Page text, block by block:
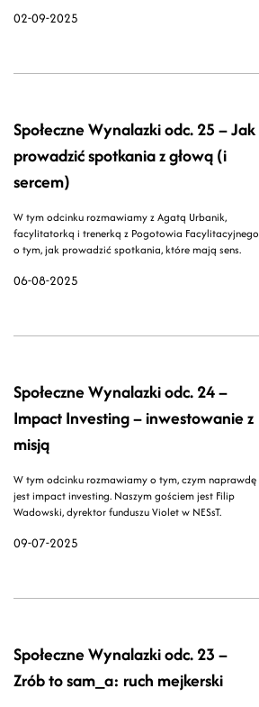
02-09-2025
06-08-2025
Społeczne Wynalazki odc. 25 – Jak
prowadzić spotkania z głową (i
sercem)
W tym odcinku rozmawiamy z Agatą Urbanik,
facylitatorką i trenerką z Pogotowia Facylitacyjnego
o tym, jak prowadzić spotkania, które mają sens.
09-07-2025
Społeczne Wynalazki odc. 24 –
Impact Investing – inwestowanie z
misją
W tym odcinku rozmawiamy o tym, czym naprawdę
jest impact investing. Naszym gościem jest Filip
Wadowski, dyrektor funduszu Violet w NESsT.
Społeczne Wynalazki odc. 23 –
Zrób to sam_a: ruch mejkerski